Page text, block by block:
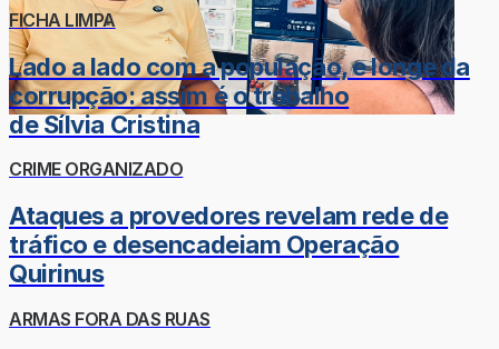
FICHA LIMPA
Lado a lado com a população, e longe da
corrupção: assim é o trabalho
de Sílvia Cristina
CRIME ORGANIZADO
Ataques a provedores revelam rede de
tráfico e desencadeiam Operação
Quirinus
ARMAS FORA DAS RUAS